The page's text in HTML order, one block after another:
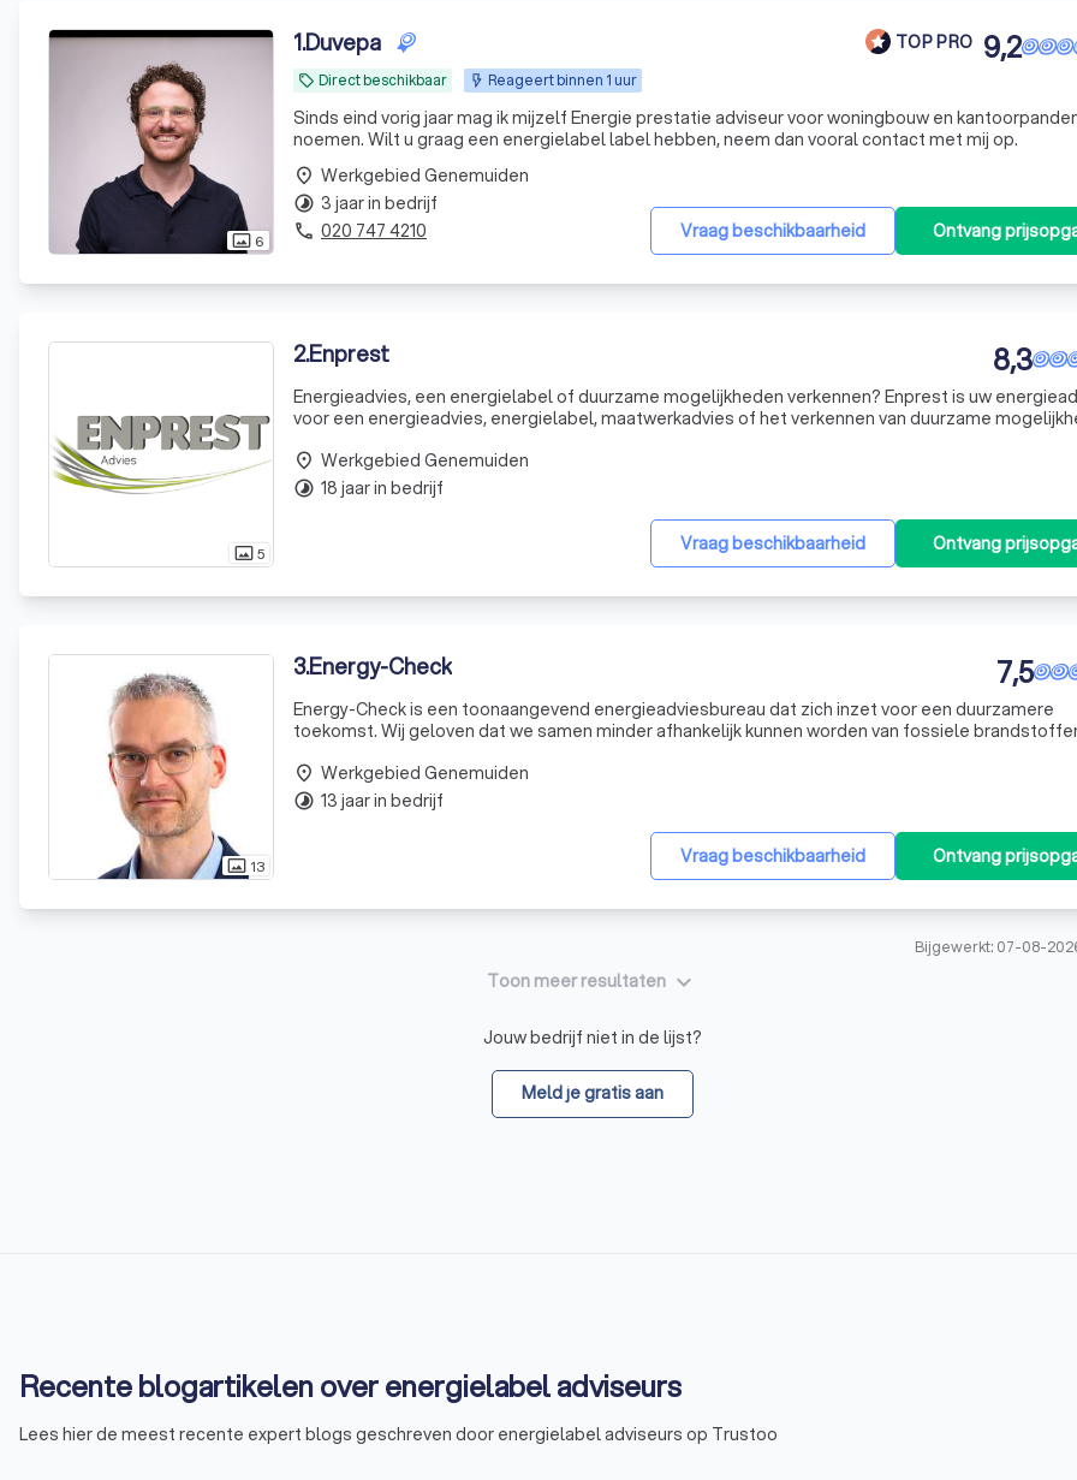
photo_size_select_actual 6
1.Duvepa TOP PRO
local_offer Direct beschikbaar Reageert binnen 1 uur
9,2
Sinds eind vorig jaar mag ik mijzelf Energie prestatie adviseur voor woningbouw en
noemen. Wilt u graag een energielabel label hebben, neem dan vooral contact met mij op.
Vraag beschikbaarheid Ontvang
place Werkgebied Genemuiden
timelapse 3 jaar in bedrijf
phone 020 747 4210
photo_size_select_actual5
2.Enprest 8,3
Energieadvies, een energielabel of duurzame mogelijkheden verkennen? Enprest is uw energieadviseur.
voor een energieadvies, energielabel, maatwerkadvies of het verkennen van duurzame
Vraag beschikbaarheid Ontvang
place Werkgebied Genemuiden
timelapse 18 jaar in bedrijf
photo_size_select_actual 13
3.Energy-Check 7,5
Energy-Check is een toonaangevend energieadviesbureau dat zich inzet voor een duurzamere
toekomst. Wij geloven dat we samen minder afhankelijk kunnen worden van fossiele
energiemarkt,
Vraag beschikbaarheid Ontvang
place Werkgebied Genemuiden
timelapse 13 jaar in bedrijf
Bijgewerkt: 07-08-
Toon meer resultaten keyboard_arrow_down
Jouw bedrijf niet in de lijst?
Meld je gratis aan
Recente blogartikelen over energielabel adviseurs
Lees hier de meest recente expert blogs geschreven door energielabel adviseurs op Trustoo